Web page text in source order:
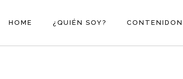
HOME ¿QUIÉN SOY? CONTENIDON